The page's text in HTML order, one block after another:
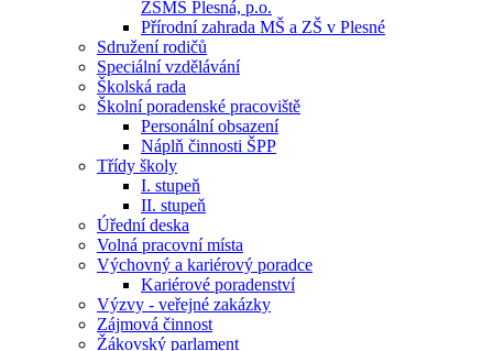
ZŠMŠ Plesná, p.o.
Přírodní zahrada MŠ a ZŠ v Plesné
Sdružení rodičů
Speciální vzdělávání
Školská rada
Školní poradenské pracoviště
Personální obsazení
Náplň činnosti ŠPP
Třídy školy
I. stupeň
II. stupeň
Úřední deska
Volná pracovní místa
Výchovný a kariérový poradce
Kariérové poradenství
Výzvy - veřejné zakázky
Zájmová činnost
Žákovský parlament